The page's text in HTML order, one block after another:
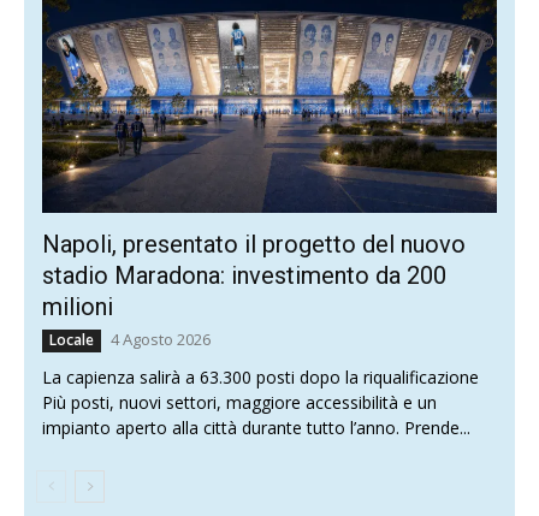
Napoli, presentato il progetto del nuovo
stadio Maradona: investimento da 200
milioni
Locale 4 Agosto 2026
La capienza salirà a 63.300 posti dopo la riqualificazione
Più posti, nuovi settori, maggiore accessibilità e un
impianto aperto alla città durante tutto l’anno. Prende...